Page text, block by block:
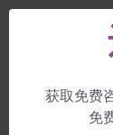
+38 057
获取免费
免